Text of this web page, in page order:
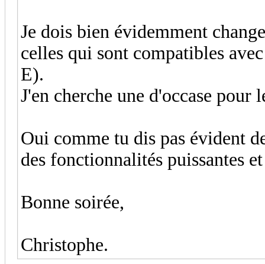
Je dois bien évidemment
celles qui sont compatibles
E).
J'en cherche une d'occase pour
Oui comme tu dis pas évident
des fonctionnalités puissantes
Bonne soirée,
Christophe.